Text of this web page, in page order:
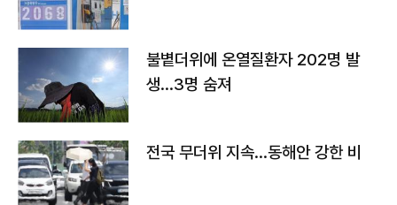
불볕더위에 온열질환자 202명 발
생…3명 숨져
전국 무더위 지속…동해안 강한 비